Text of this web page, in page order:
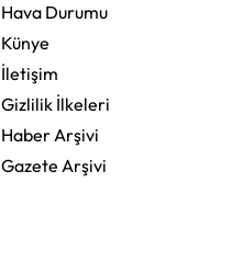
Hava Durumu
Künye
İletişim
Gizlilik İlkeleri
Haber Arşivi
Gazete Arşivi